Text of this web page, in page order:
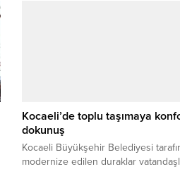
Kocaeli’de toplu taşımaya
dokunuş
Kocaeli Büyükşehir Belediyesi
modernize edilen duraklar